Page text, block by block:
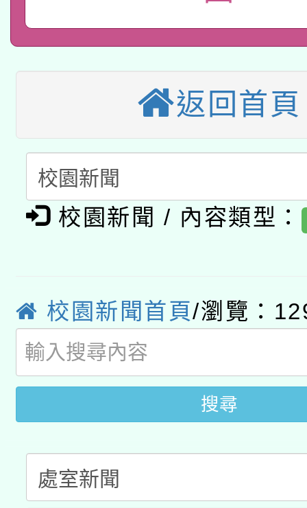
國立臺灣師範大學辦
年度健康促進學校輔導
業成長研習」實施計畫
暨閱讀推動專業研習
科技賦能─人工智慧
礎課程
A3數位素養講師名單
「數位內容與教學軟
pilot」
有關大陸委員會函釋公
薪期間赴陸應申請許可
轉知經濟部水利署委託
業技術研究院辦理「
115年8月22日(星期六
2026年桃園地景藝術
關事宜
轉知教育部國民及學前
國立臺灣師範大學辦理
年度健康促進學校輔導
業成長研習」實施計畫
返回首頁
校園新聞 / 內容類型：
校園新聞首頁/瀏覽：
搜尋